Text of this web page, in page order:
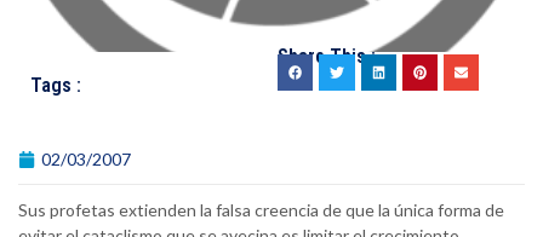
Tags :
Share This :
02/03/2007
Sus profetas extienden la falsa creencia de que la única forma de